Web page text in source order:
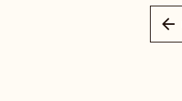
arrow_left